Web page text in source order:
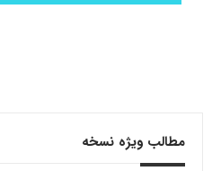
مطالب ویژه نسخه